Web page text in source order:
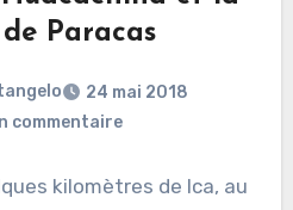
Paracas
24 mai 2018
commentaire
kilomètres de Ica, au